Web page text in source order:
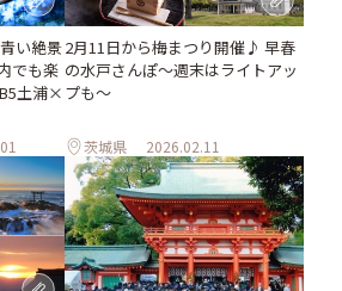
い絶景
でも楽
土浦×
2月11日から梅まつり開催♪ 早春
の水戸さんぽ〜週末はライトアッ
プも〜
茨城県 2026.02.11